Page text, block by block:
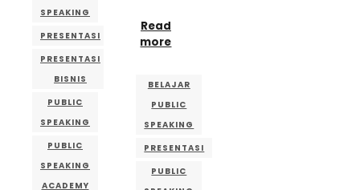
SPEAKING
PRESENTASI
PRESENTASI
BISNIS
PUBLIC
SPEAKING
PUBLIC
SPEAKING
ACADEMY
Read
more
BELAJAR
PUBLIC
SPEAKING
PRESENTASI
PUBLIC